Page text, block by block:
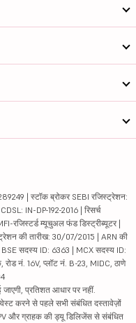
| स्टॉक ब्रोकर SEBI रजिस्ट्रेशन:
IN-DP-192-2016 | रिसर्च
रजिस्टर्ड म्यूचुअल फंड डिस्ट्रीब्यूटर |
की तारीख: 30/07/2015 | ARN की
सदस्य ID: 6363 | MCX सदस्य ID:
नं. 16V, प्लॉट नं. B-23, MIDC, ठाणे
प्रतिशत आधार पर नहीं.
करने से पहले सभी संबंधित दस्तावेज़ों
और ग्राहक की ड्यू डिलिजेंस से संबंधित